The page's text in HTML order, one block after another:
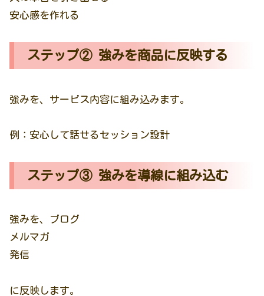
安心感を作れる
ステップ② 強みを商品に反映する
強みを、サービス内容に組み込みます。
例：安心して話せるセッション設計
ステップ③ 強みを導線に組み込む
強みを、ブログ
メルマガ
発信
に反映します。